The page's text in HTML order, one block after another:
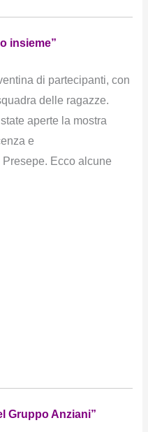
insieme”
di partecipanti, con
delle ragazze.
aperte la mostra
e
Ecco alcune
Gruppo Anziani”